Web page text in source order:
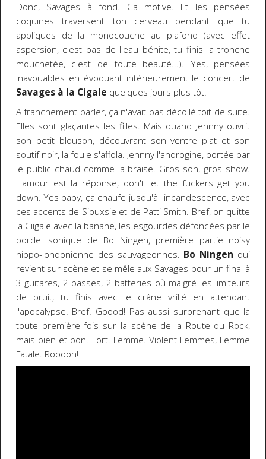
Donc, Savages à fond. Ca motive. Et les pensées
coquines traversent ton cerveau pendant que tu
appliques de la monocouche au plafond (avec effet
aspersion, c'est pas de l'eau bénite, tu finis la tronche
mouchetée, c'est de toute beauté...). Yes, pensées
inavouables en évoquant intérieurement le concert de
Savages à la Cigale quelques jours plus tôt.
A franchement parler, ça n'avait pas décollé toit de suite.
Elles sont glaçantes les filles. Mais quand Jehnny ouvrit
son petit blouson, découvrant son ventre plat et son
soutif noir, la foule s'affola. Jehnny l'androgine, portée par
le public chaud comme la braise. Gros son, gros show.
L'amour est la réponse, don't let the fuckers get you
down. Yes baby, ça chaufe jusqu'à l'incandescence, avec
ces accents de Siouxsie et de Patti Smith. Bref, on quitte
la Ciigale avec la banane, les esgourdes défoncées par le
bordel sonique de Bo Ningen, première partie noisy
nippo-londonienne des sauvageonnes. Bo Ningen qui
revient sur scène et se mêle aux Savages pour un final à
3 guitares, 2 basses, 2 batteries où malgré les limiteurs
de bruit, tu finis avec le crâne vrillé en attendant
l'apocalypse. Bref. Goood! Pas aussi surprenant que la
toute première fois sur la scène de la Route du Rock,
mais bien et bon. Fort. Femme. Violent Femmes, Femme
Fatale. Rooooh!